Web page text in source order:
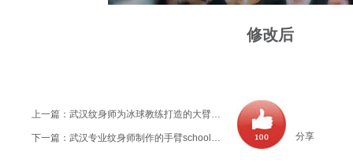
修改后
上一篇： 武汉纹身师为冰球教练打造的大臂传统龙纹身作品
下一篇： 武汉专业纹身师制作的手臂school骷髅玫瑰纹身作品 分享